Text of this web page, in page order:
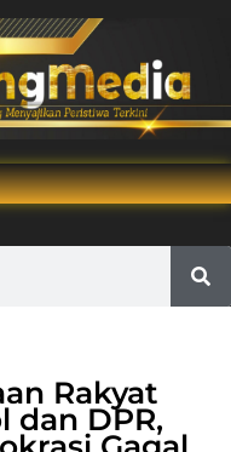
Rakyat
dan DPR,